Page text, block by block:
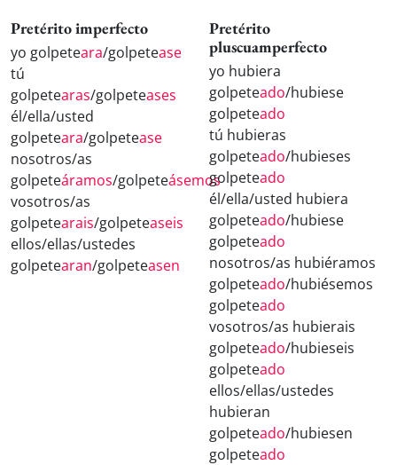
Pretérito imperfecto
yo golpeteara/golpetease
tú
golpetearas/golpeteases
él/ella/usted
golpeteara/golpetease
nosotros/as
golpeteáramos/golpeteásemos
vosotros/as
golpetearais/golpeteaseis
ellos/ellas/ustedes
golpetearan/golpeteasen
Pretérito
pluscuamperfecto
yo hubiera
golpeteado/hubiese
golpeteado
tú hubieras
golpeteado/hubieses
golpeteado
él/ella/usted hubiera
golpeteado/hubiese
golpeteado
nosotros/as hubiéramos
golpeteado/hubiésemos
golpeteado
vosotros/as hubierais
golpeteado/hubieseis
golpeteado
ellos/ellas/ustedes
hubieran
golpeteado/hubiesen
golpeteado